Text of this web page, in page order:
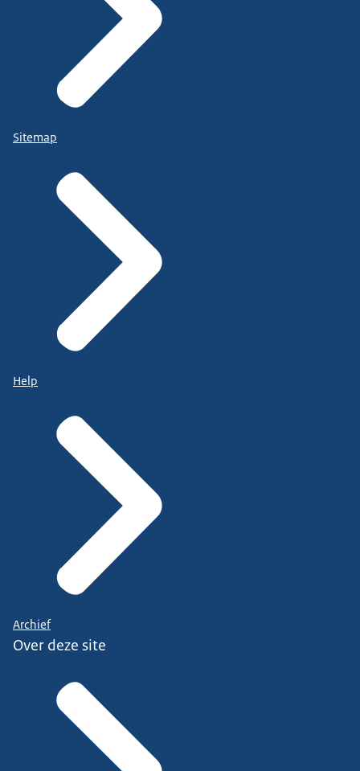
Sitemap
Help
Archief
Over deze site